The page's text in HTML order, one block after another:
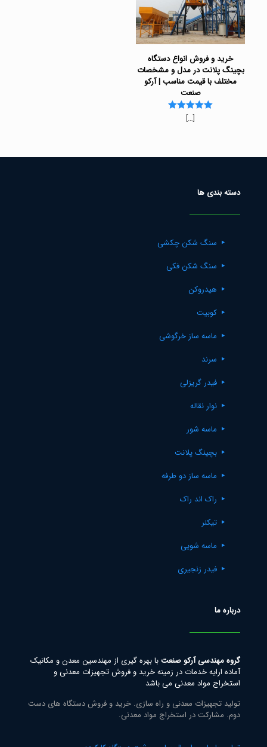
خرید و فروش انواع دستگاه
بچینگ پلانت در مدل و مشخصات
مختلف با قیمت مناسب | آرکو
صنعت
Rated
[…]
دسته بندی ها
سنگ شکن چکشی
سنگ شکن فکی
هیدروکن
کوبیت
ماسه ساز خرگوشی
سرند
فیدر گریزلی
نوار نقاله
ماسه شور
بچینگ پلانت
ماسه ساز دو طرفه
راک اند راک
تیکنر
ماسه شویی
فیدر زنجیری
درباره ما
گروه مهندسی آرکو صنعتبا بهره گیری از مهندسین معدن و مکانیک
آماده ارایه خدمات در زمینه خرید و فروش تجهیزات معدنی و
استخراج مواد معدنی می باشد
تولید تجهیزات معدنی و راه سازی. خرید و فروش دستگاه های دست
دوم. مشارکت در استخراج مواد معدنی.